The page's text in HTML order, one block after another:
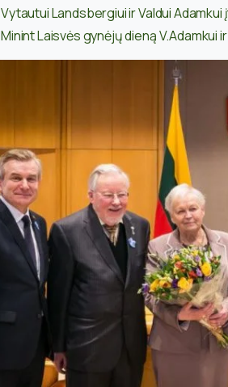
Vytautui Landsbergiui ir Valdui
Minint Laisvės gynėjų dieną